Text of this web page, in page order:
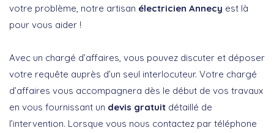
votre problème, notre artisan électricien Annecy est là
pour vous aider !
Avec un chargé d’affaires, vous pouvez discuter et déposer
votre requête auprès d’un seul interlocuteur. Votre chargé
d’affaires vous accompagnera dès le début de vos travaux
en vous fournissant un devis gratuit détaillé de
l’intervention. Lorsque vous nous contactez par téléphone